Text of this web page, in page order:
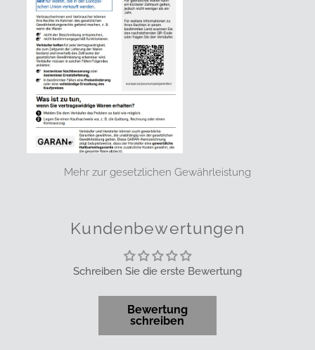
Mehr zur gesetzlichen Gewährleistung
Kundenbewertungen
Schreiben Sie die erste Bewertung
Bewertung
schreiben